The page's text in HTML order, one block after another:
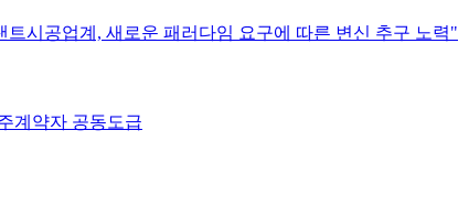
시공업계, 새로운 패러다임 요구에 따른 변신 추구 노력"
계약자 공동도급